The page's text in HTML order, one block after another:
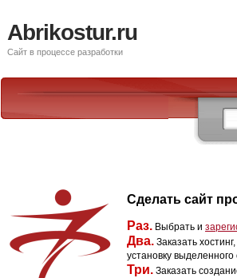
Abrikostur.ru
Сайт в процессе разработки
Сделать сайт
Раз. Выбрать и
Два. Заказать
установку выделенного
Три. Заказать